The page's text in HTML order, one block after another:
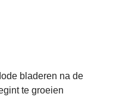
bladeren na de
te groeien